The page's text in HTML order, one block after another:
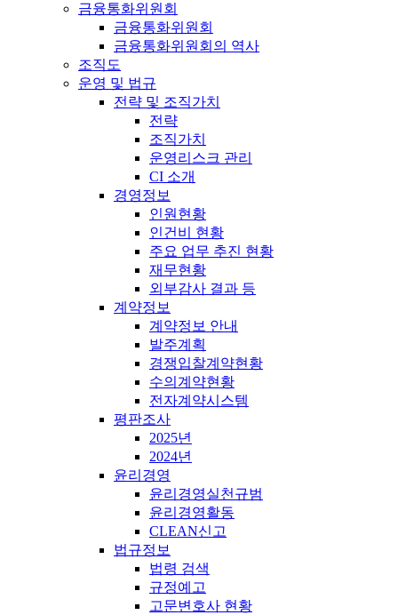
금융통화위원회
금융통화위원회
금융통화위원회의 역사
조직도
운영 및 법규
전략 및 조직가치
전략
조직가치
운영리스크 관리
CI 소개
경영정보
인원현황
인건비 현황
주요 업무 추진 현황
재무현황
외부감사 결과 등
계약정보
계약정보 안내
발주계획
경쟁입찰계약현황
수의계약현황
전자계약시스템
평판조사
2025년
2024년
윤리경영
윤리경영실천규범
윤리경영활동
CLEAN신고
법규정보
법령 검색
규정예고
고문변호사 현황